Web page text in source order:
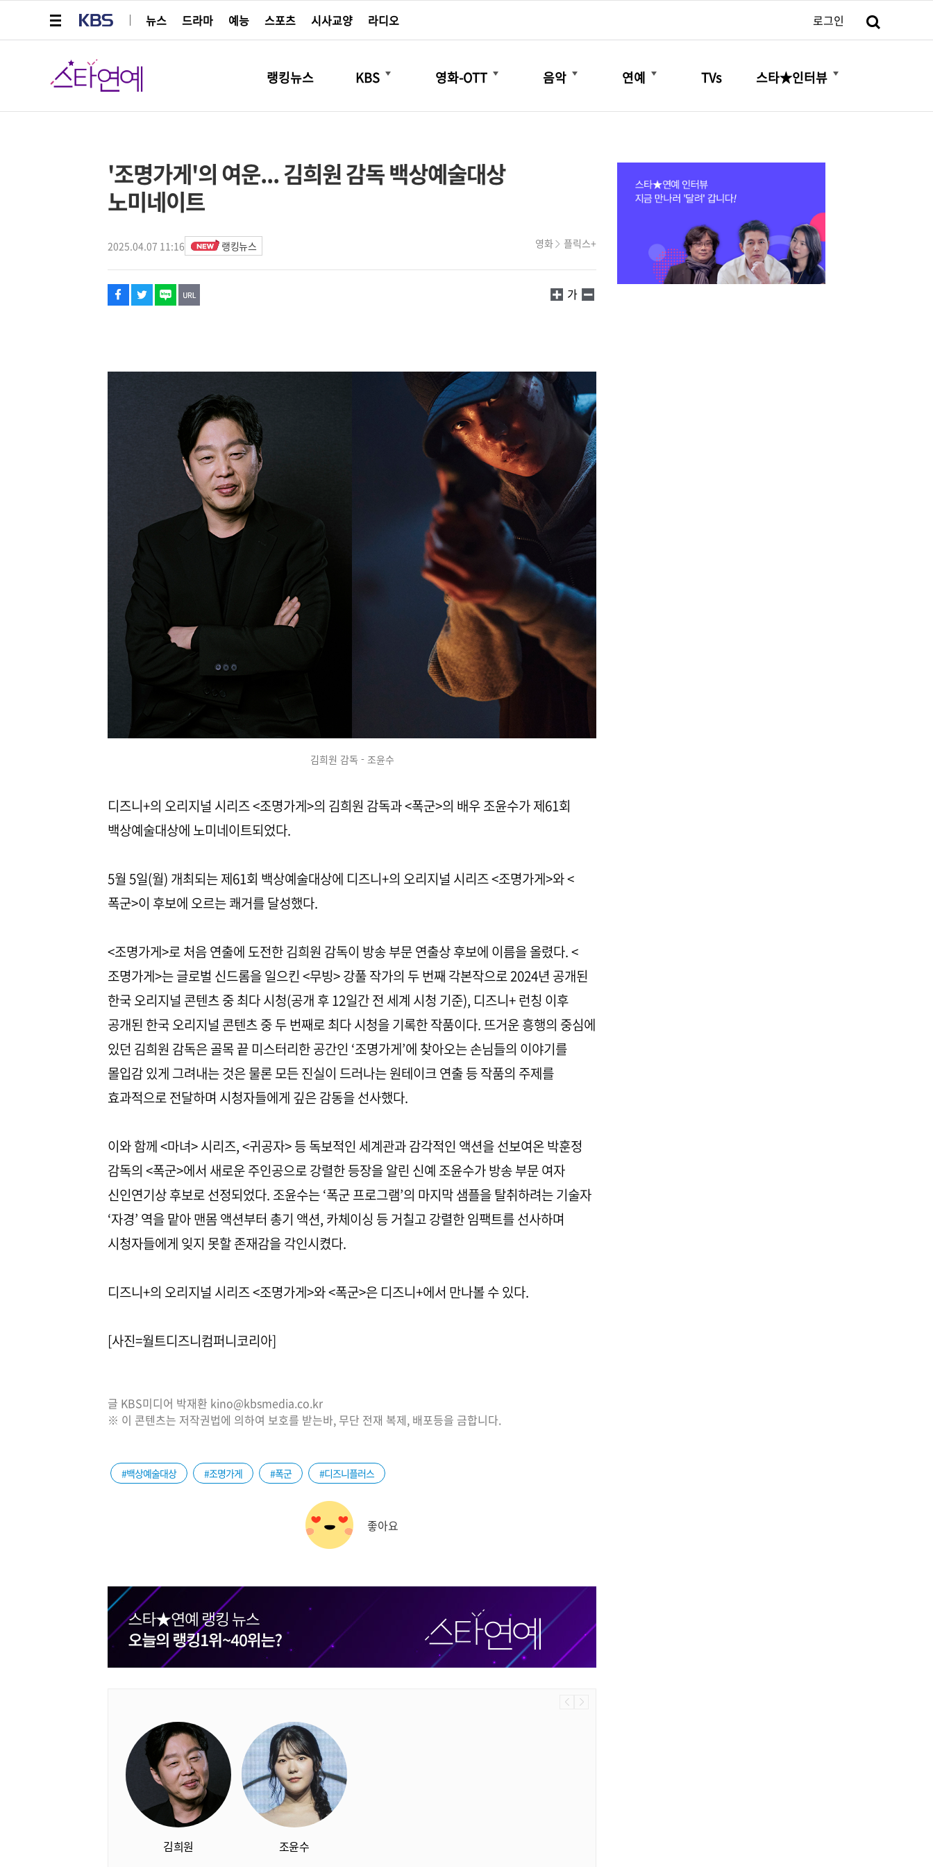
뉴스
드라마 예능 스포츠 시사교양 라디오 로그인
스타연예
랭킹뉴스 KBS
더보기
영화-OTT
더보기
음악
더보기
연예
더보기
TVs 스타★인터뷰
더보기
'조명가게'의 여운... 김희원 감독 백상예술대상
노미네이트
2025.04.07 11:16 랭킹뉴스 영화 플릭스+
페이스북
트위터
네이버
URL복사
글씨 작게보기
가
글씨 크게보기
김희원 감독 - 조윤수
디즈니+의 오리지널 시리즈 <조명가게>의 김희원 감독과 <폭군>의 배우 조윤수가 제61회
백상예술대상에 노미네이트되었다.
5월 5일(월) 개최되는 제61회 백상예술대상에 디즈니+의 오리지널 시리즈 <조명가게>와 <
폭군>이 후보에 오르는 쾌거를 달성했다.
<조명가게>로 처음 연출에 도전한 김희원 감독이 방송 부문 연출상 후보에 이름을 올렸다. <
조명가게>는 글로벌 신드롬을 일으킨 <무빙> 강풀 작가의 두 번째 각본작으로 2024년 공개된
한국 오리지널 콘텐츠 중 최다 시청(공개 후 12일간 전 세계 시청 기준), 디즈니+ 런칭 이후
공개된 한국 오리지널 콘텐츠 중 두 번째로 최다 시청을 기록한 작품이다. 뜨거운 흥행의 중심에
있던 김희원 감독은 골목 끝 미스터리한 공간인 ‘조명가게’에 찾아오는 손님들의 이야기를
몰입감 있게 그려내는 것은 물론 모든 진실이 드러나는 원테이크 연출 등 작품의 주제를
효과적으로 전달하며 시청자들에게 깊은 감동을 선사했다.
이와 함께 <마녀> 시리즈, <귀공자> 등 독보적인 세계관과 감각적인 액션을 선보여온 박훈정
감독의 <폭군>에서 새로운 주인공으로 강렬한 등장을 알린 신예 조윤수가 방송 부문 여자
신인연기상 후보로 선정되었다. 조윤수는 ‘폭군 프로그램’의 마지막 샘플을 탈취하려는 기술자
‘자경’ 역을 맡아 맨몸 액션부터 총기 액션, 카체이싱 등 거칠고 강렬한 임팩트를 선사하며
시청자들에게 잊지 못할 존재감을 각인시켰다.
디즈니+의 오리지널 시리즈 <조명가게>와 <폭군>은 디즈니+에서 만나볼 수 있다.
[사진=월트디즈니컴퍼니코리아]
글 KBS미디어 박재환 kino@kbsmedia.co.kr
※ 이 콘텐츠는 저작권법에 의하여 보호를 받는바, 무단 전재 복제, 배포등을 금합니다.
해시태그
#백상예술대상 #조명가게 #폭군 #디즈니플러스
좋아요
스타박스
김희원 조윤수